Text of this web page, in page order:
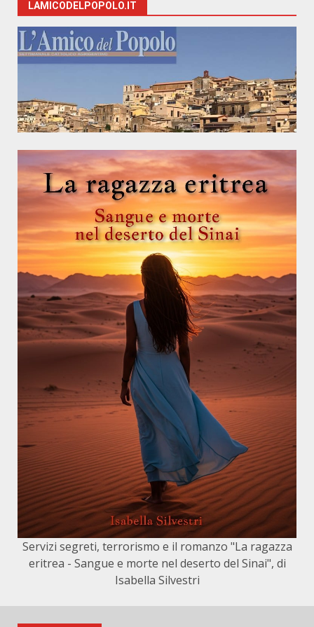
LAMICODELPOPOLO.IT
Servizi segreti, terrorismo e il romanzo "La ragazza
eritrea - Sangue e morte nel deserto del Sinai", di
Isabella Silvestri